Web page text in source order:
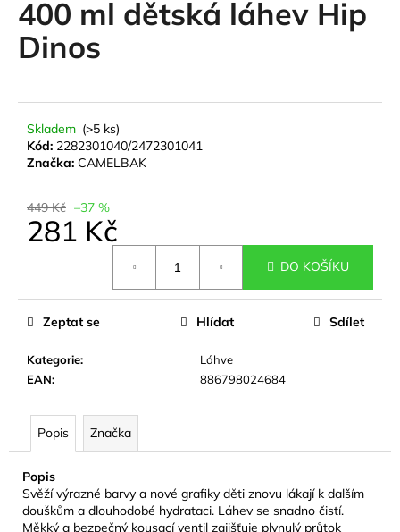
400 ml dětská láhev Hip
Dinos
Skladem (>5 ks)
Kód: 2282301040/2472301041
Značka: CAMELBAK
449 Kč –37 %
281 Kč
DO KOŠÍKU
Kategorie:
Láhve
EAN: 886798024684
Zeptat se Hlídat Sdílet
Popis Značka
Popis
Svěží výrazné barvy a nové grafiky děti znovu lákají k dalším
douškům a dlouhodobé hydrataci. Láhev se snadno čistí.
Měkký a bezpečný kousací ventil zajišťuje plynulý průtok
a
o
p
u
m
e